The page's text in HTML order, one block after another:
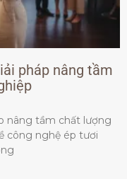
pháp nâng tầm
nâng tầm chất lượng
công nghệ ép tươi